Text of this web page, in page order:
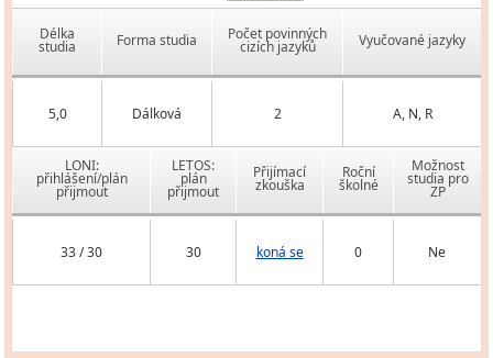
Délka
studia Forma studia Počet povinných
cizích jazyků Vyučované jazyky
5,0 Dálková 2 A, N, R
LONI:
přihlášení/plán
přijmout
LETOS:
plán
přijmout
Přijímací
zkouška
Roční
školné
Možnost
studia pro
ZP
33 / 30 30 koná se 0 Ne